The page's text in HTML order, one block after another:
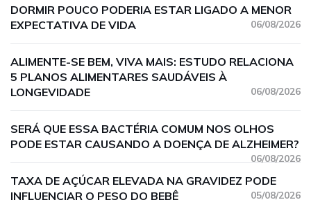
DORMIR POUCO PODERIA ESTAR LIGADO A MENOR
EXPECTATIVA DE VIDA
06/08/2026
ALIMENTE-SE BEM, VIVA MAIS: ESTUDO RELACIONA
5 PLANOS ALIMENTARES SAUDÁVEIS À
LONGEVIDADE
06/08/2026
SERÁ QUE ESSA BACTÉRIA COMUM NOS OLHOS
PODE ESTAR CAUSANDO A DOENÇA DE ALZHEIMER?
06/08/2026
TAXA DE AÇÚCAR ELEVADA NA GRAVIDEZ PODE
INFLUENCIAR O PESO DO BEBÊ
05/08/2026